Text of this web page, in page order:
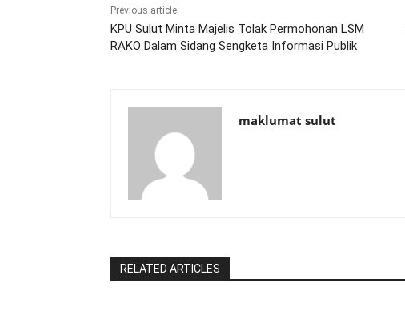
Previous article
KPU Sulut Minta Majelis Tolak Permohonan LSM
RAKO Dalam Sidang Sengketa Informasi Publik
maklumat sulut
RELATED ARTICLES